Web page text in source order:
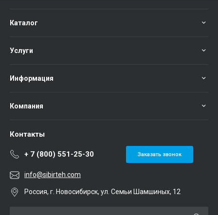
Каталог
Услуги
Информация
Компания
Контакты
+ 7 (800) 551-25-30 Заказать звонок
info@sibirteh.com
Россия, г. Новосибирск, ул. Семьи Шамшиных, 12